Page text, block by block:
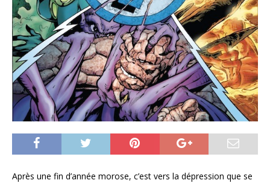
Après une fin d’année morose, c’est vers la dépression que se